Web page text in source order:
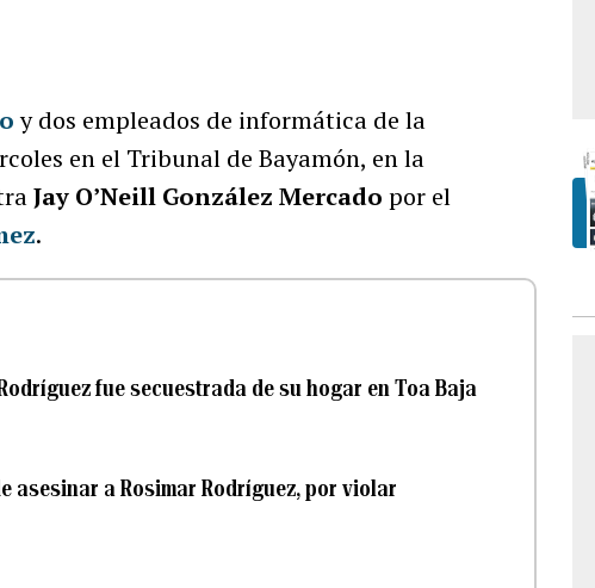
y dos empleados de informática de la
en el Tribunal de Bayamón, en la
Jay O’Neill González Mercado por el
.
fue secuestrada de su hogar en Toa Baja
asesinar a Rosimar Rodríguez, por violar